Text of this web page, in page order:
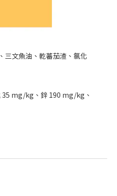
三文魚油、乾蕃茄渣、氯化
35 mg/kg、鋅 190 mg/kg、